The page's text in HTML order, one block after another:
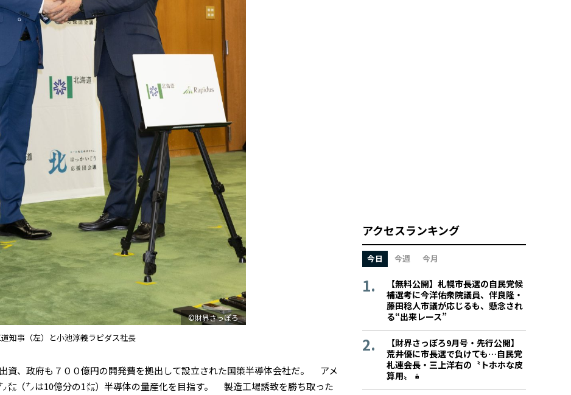
©財界さっぽろ
知事（左）と小池淳義ラピダス社長
資、政府も７００億円の開発費を拠出して設立された国策半導体会社だ。 アメ
㍍（㌨は10億分の1㍍）半導体の量産化を目指す。 製造工場誘致を勝ち取った
アクセスランキング
今日 今週 今月
【無料公開】札幌市長選の自民党候
補選考に今洋佑衆院議員、伴良隆・
藤田稔人市議が応じるも、懸念され
る“出来レース”
【財界さっぽろ9月号・先行公開】
荒井優に市長選で負けても…自民党
札連会長・三上洋右の〝トホホな皮
算用〟